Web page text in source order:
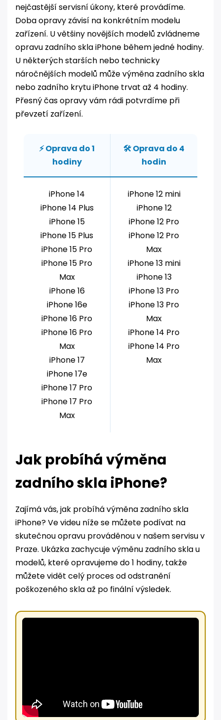
nejčastější servisní úkony, které provádíme.
Doba opravy závisí na konkrétním modelu
zařízení. U většiny novějších modelů zvládneme
opravu zadního skla iPhone během jedné hodiny.
U některých starších nebo technicky
náročnějších modelů může výměna zadního skla
nebo zadního krytu iPhone trvat až 4 hodiny.
Přesný čas opravy vám rádi potvrdíme při
převzetí zařízení.
⚡ Oprava do 1
hodiny
🛠️ Oprava do 4
hodin
iPhone 14
iPhone 14 Plus
iPhone 15
iPhone 15 Plus
iPhone 15 Pro
iPhone 15 Pro
Max
iPhone 16
iPhone 16e
iPhone 16 Pro
iPhone 16 Pro
Max
iPhone 17
iPhone 17e
iPhone 17 Pro
iPhone 17 Pro
Max
iPhone 12 mini
iPhone 12
iPhone 12 Pro
iPhone 12 Pro
Max
iPhone 13 mini
iPhone 13
iPhone 13 Pro
iPhone 13 Pro
Max
iPhone 14 Pro
iPhone 14 Pro
Max
Jak probíhá výměna
zadního skla iPhone?
Zajímá vás, jak probíhá výměna zadního skla
iPhone? Ve videu níže se můžete podívat na
skutečnou opravu prováděnou v našem servisu v
Praze. Ukázka zachycuje výměnu zadního skla u
modelů, které opravujeme do 1 hodiny, takže
můžete vidět celý proces od odstranění
poškozeného skla až po finální výsledek.